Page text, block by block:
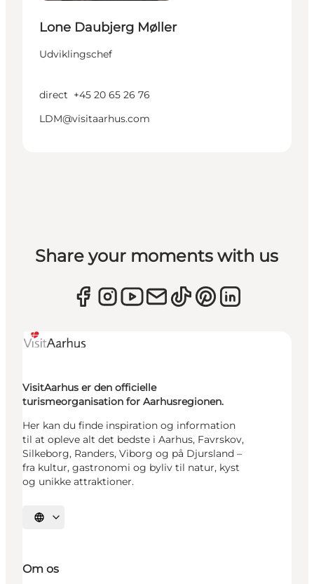
Lone Daubjerg Møller
Udviklingschef
direct +45 20 65 26 76
LDM@visitaarhus.com
Share your moments with us
VisitAarhus er den officielle
turismeorganisation for Aarhusregionen.
Her kan du finde inspiration og information
til at opleve alt det bedste i Aarhus, Favrskov,
Silkeborg, Randers, Viborg og på Djursland –
fra kultur, gastronomi og byliv til natur, kyst
og unikke attraktioner.
Vælg sprog
Om os